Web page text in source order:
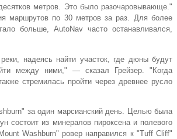
метров. Это было разочаровывающе."
маршрутов по 30 метров за раз. Для более
больше, AutoNav часто останавливался,
надеясь найти участок, где дюны будут
между ними," — сказал Грейзер. "Когда
стремилась пройти через древнее русло
за один марсианский день. Целью была
из минералов пироксена и полевого
Washburn" ровер направился к "Tuff Cliff"